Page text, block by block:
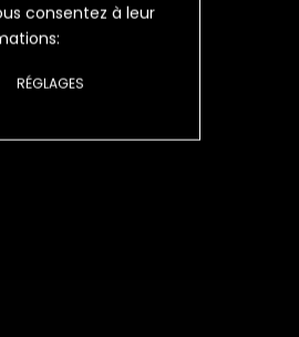
PRODUITS
consentez à leur
RÉGLAGES